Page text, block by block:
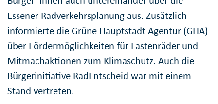
Essener Radverkehrsplanung aus. Zusätzlich
informierte die Grüne Hauptstadt Agentur (GHA)
über Fördermöglichkeiten für Lastenräder und
Mitmachaktionen zum Klimaschutz. Auch die
Bürgerinitiative RadEntscheid war mit einem
Stand vertreten.